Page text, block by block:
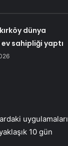
dünya
sahipliği yaptı
uygulamaları
10 gün